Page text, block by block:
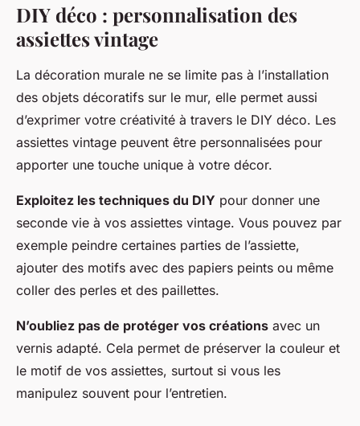
DIY déco : personnalisation des
assiettes vintage
La décoration murale ne se limite pas à l’installation
des objets décoratifs sur le mur, elle permet aussi
d’exprimer votre créativité à travers le DIY déco. Les
assiettes vintage peuvent être personnalisées pour
apporter une touche unique à votre décor.
Exploitez les techniques du DIY pour donner une
seconde vie à vos assiettes vintage. Vous pouvez par
exemple peindre certaines parties de l’assiette,
ajouter des motifs avec des papiers peints ou même
coller des perles et des paillettes.
N’oubliez pas de protéger vos créations avec un
vernis adapté. Cela permet de préserver la couleur et
le motif de vos assiettes, surtout si vous les
manipulez souvent pour l’entretien.